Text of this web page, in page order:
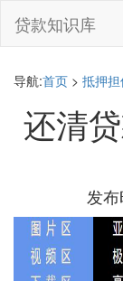
贷款知识库
导航:首页 > 抵押
还清
发